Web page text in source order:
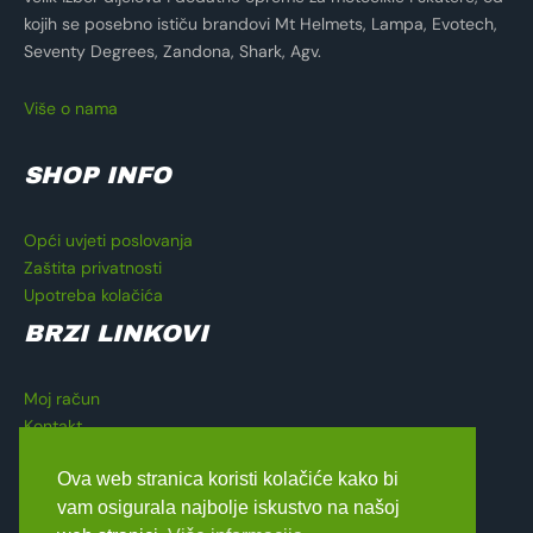
kojih se posebno ističu brandovi Mt Helmets, Lampa, Evotech,
Seventy Degrees, Zandona, Shark, Agv.
Više o nama
SHOP INFO
Opći uvjeti poslovanja
Zaštita privatnosti
Upotreba kolačića
BRZI LINKOVI
Moj račun
Kontakt
Blagajna
Ova web stranica koristi kolačiće kako bi
vam osigurala najbolje iskustvo na našoj